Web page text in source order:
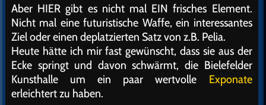
Aber HIER gibt es nicht mal EIN frisches Element.
Nicht mal eine futuristische Waffe, ein interessantes
Ziel oder einen deplatzierten Satz von z.B. Pelia.
Heute hätte ich mir fast gewünscht, dass sie aus der
Ecke springt und davon schwärmt, die Bielefelder
Kunsthalle um ein paar wertvolle Exponate
erleichtert zu haben.